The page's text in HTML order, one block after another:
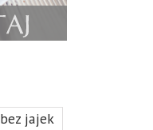
bez jajek